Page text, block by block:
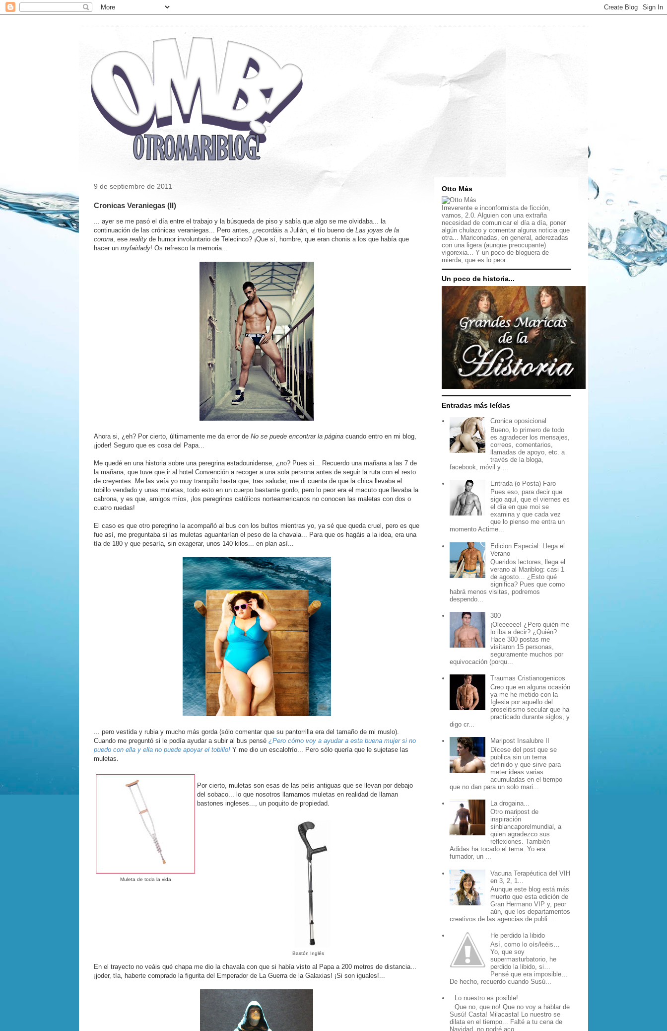
9 de septiembre de 2011
Cronicas Veraniegas (II)
... ayer se me pasó el día entre el trabajo y la búsqueda de piso y sabía que algo se me olvidaba... la
continuación de las crónicas veraniegas... Pero antes, ¿recordáis a Julián, el tío bueno de Las joyas de la
corona, ese reality de humor involuntario de Telecinco? ¡Que sí, hombre, que eran chonis a los que había que
hacer un myfairlady! Os refresco la memoria...
Ahora si, ¿eh? Por cierto, últimamente me da error de No se puede encontrar la página cuando entro en mi blog,
¡joder! Seguro que es cosa del Papa...
Me quedé en una historia sobre una peregrina estadounidense, ¿no? Pues si... Recuerdo una mañana a las 7 de
la mañana, que tuve que ir al hotel Convención a recoger a una sola persona antes de seguir la ruta con el resto
de creyentes. Me las veía yo muy tranquilo hasta que, tras saludar, me di cuenta de que la chica llevaba el
tobillo vendado y unas muletas, todo esto en un cuerpo bastante gordo, pero lo peor era el macuto que llevaba la
cabrona, y es que, amigos míos, ¡los peregrinos católicos norteamericanos no conocen las maletas con dos o
cuatro ruedas!
El caso es que otro peregrino la acompañó al bus con los bultos mientras yo, ya sé que queda cruel, pero es que
fue así, me preguntaba si las muletas aguantarían el peso de la chavala... Para que os hagáis a la idea, era una
tía de 180 y que pesaría, sin exagerar, unos 140 kilos... en plan así...
... pero vestida y rubia y mucho más gorda (sólo comentar que su pantorrilla era del tamaño de mi muslo).
Cuando me preguntó si le podía ayudar a subir al bus pensé ¿Pero cómo voy a ayudar a esta buena mujer si no
puedo con ella y ella no puede apoyar el tobillo! Y me dio un escalofrío... Pero sólo quería que le sujetase las
muletas.
Muleta de toda la vida
Por cierto, muletas son esas de las pelis antiguas que se llevan por debajo
del sobaco... lo que nosotros llamamos muletas en realidad de llaman
bastones ingleses..., un poquito de propiedad.
Bastón Inglés
En el trayecto no veáis qué chapa me dio la chavala con que si había visto al Papa a 200 metros de distancia...
¡joder, tía, haberte comprado la figurita del Emperador de La Guerra de la Galaxias! ¡Si son iguales!...
Otto Más
Irreverente e inconformista de ficción,
vamos, 2.0. Alguien con una extraña
necesidad de comunicar el día a día, poner
algún chulazo y comentar alguna noticia que
otra... Mariconadas, en general, aderezadas
con una ligera (aunque preocupante)
vigorexia... Y un poco de bloguera de
mierda, que es lo peor.
Un poco de historia...
Entradas más leídas
Cronica oposicional
Bueno, lo primero de todo
es agradecer los mensajes,
correos, comentarios,
llamadas de apoyo, etc. a
través de la bloga,
facebook, móvil y ...
Entrada (o Posta) Faro
Pues eso, para decir que
sigo aquí, que el viernes es
el día en que moi se
examina y que cada vez
que lo pienso me entra un
momento Actime...
Edicion Especial: Llega el
Verano
Queridos lectores, llega el
verano al Mariblog: casi 1
de agosto… ¿Esto qué
significa? Pues que como
habrá menos visitas, podremos
despendo...
300
¡Oleeeeee! ¿Pero quién me
lo iba a decir? ¿Quién?
Hace 300 postas me
visitaron 15 personas,
seguramente muchos por
equivocación (porqu...
Traumas Cristianogenicos
Creo que en alguna ocasión
ya me he metido con la
Iglesia por aquello del
proselitismo secular que ha
practicado durante siglos, y
digo cr...
Maripost Insalubre II
Dícese del post que se
publica sin un tema
definido y que sirve para
meter ideas varias
acumuladas en el tiempo
que no dan para un solo mari...
La drogaina...
Otro maripost de
inspiración
sinblancaporelmundial, a
quien agradezco sus
reflexiones. También
Adidas ha tocado el tema. Yo era
fumador, un ...
Vacuna Terapéutica del VIH
en 3, 2, 1...
Aunque este blog está más
muerto que esta edición de
Gran Hermano VIP y, peor
aún, que los departamentos
creativos de las agencias de publi...
He perdido la libido
Así, como lo oís/leéis…
Yo, que soy
supermasturbatorio, he
perdido la libido, si…
Pensé que era imposible…
De hecho, recuerdo cuando Susú...
Lo nuestro es posible!
Que no, que no! Que no voy a hablar de
Susú! Casta! Milacasta! Lo nuestro se
dilata en el tiempo... Falté a tu cena de
Navidad, no podré aco...